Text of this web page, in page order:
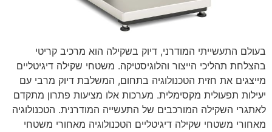
בעולם התעשייתי המודרני, דיוק בשקילה הוא מרכיב קריטי
בהצלחת תהליכי הייצור והלוגיסטיקה. משטחי שקילה דיגיטליים
מייצגים את חזית הטכנולוגיה בתחום, המשלבת דיוק מרבי עם
יעילות תפעולית מקסימלית. מערכות אלו מציעות פתרון מתקדם
לאתגרי השקילה המורכבים של התעשייה המודרנית. הטכנולוגיה
מאחורי משטחי שקילה דיגיטליים הטכנולוגיה מאחורי משטחי